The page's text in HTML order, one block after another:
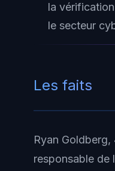
la
le secteur
Les faits
Ryan Goldberg,
responsable de